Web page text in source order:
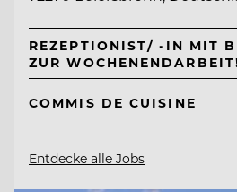
REZEPTIONIST/ -IN MIT
ZUR
COMMIS DE CUISINE
Entdecke alle Jobs